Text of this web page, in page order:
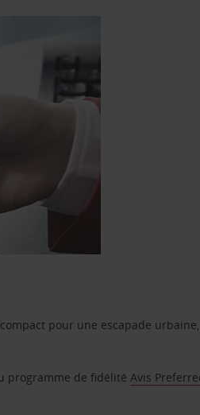
pour une escapade
programme de fidélitéAvis